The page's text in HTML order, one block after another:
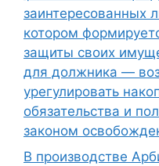
заинтересованных
котором
защиты своих
для должника —
урегулировать
обязательства и
законом
В производстве